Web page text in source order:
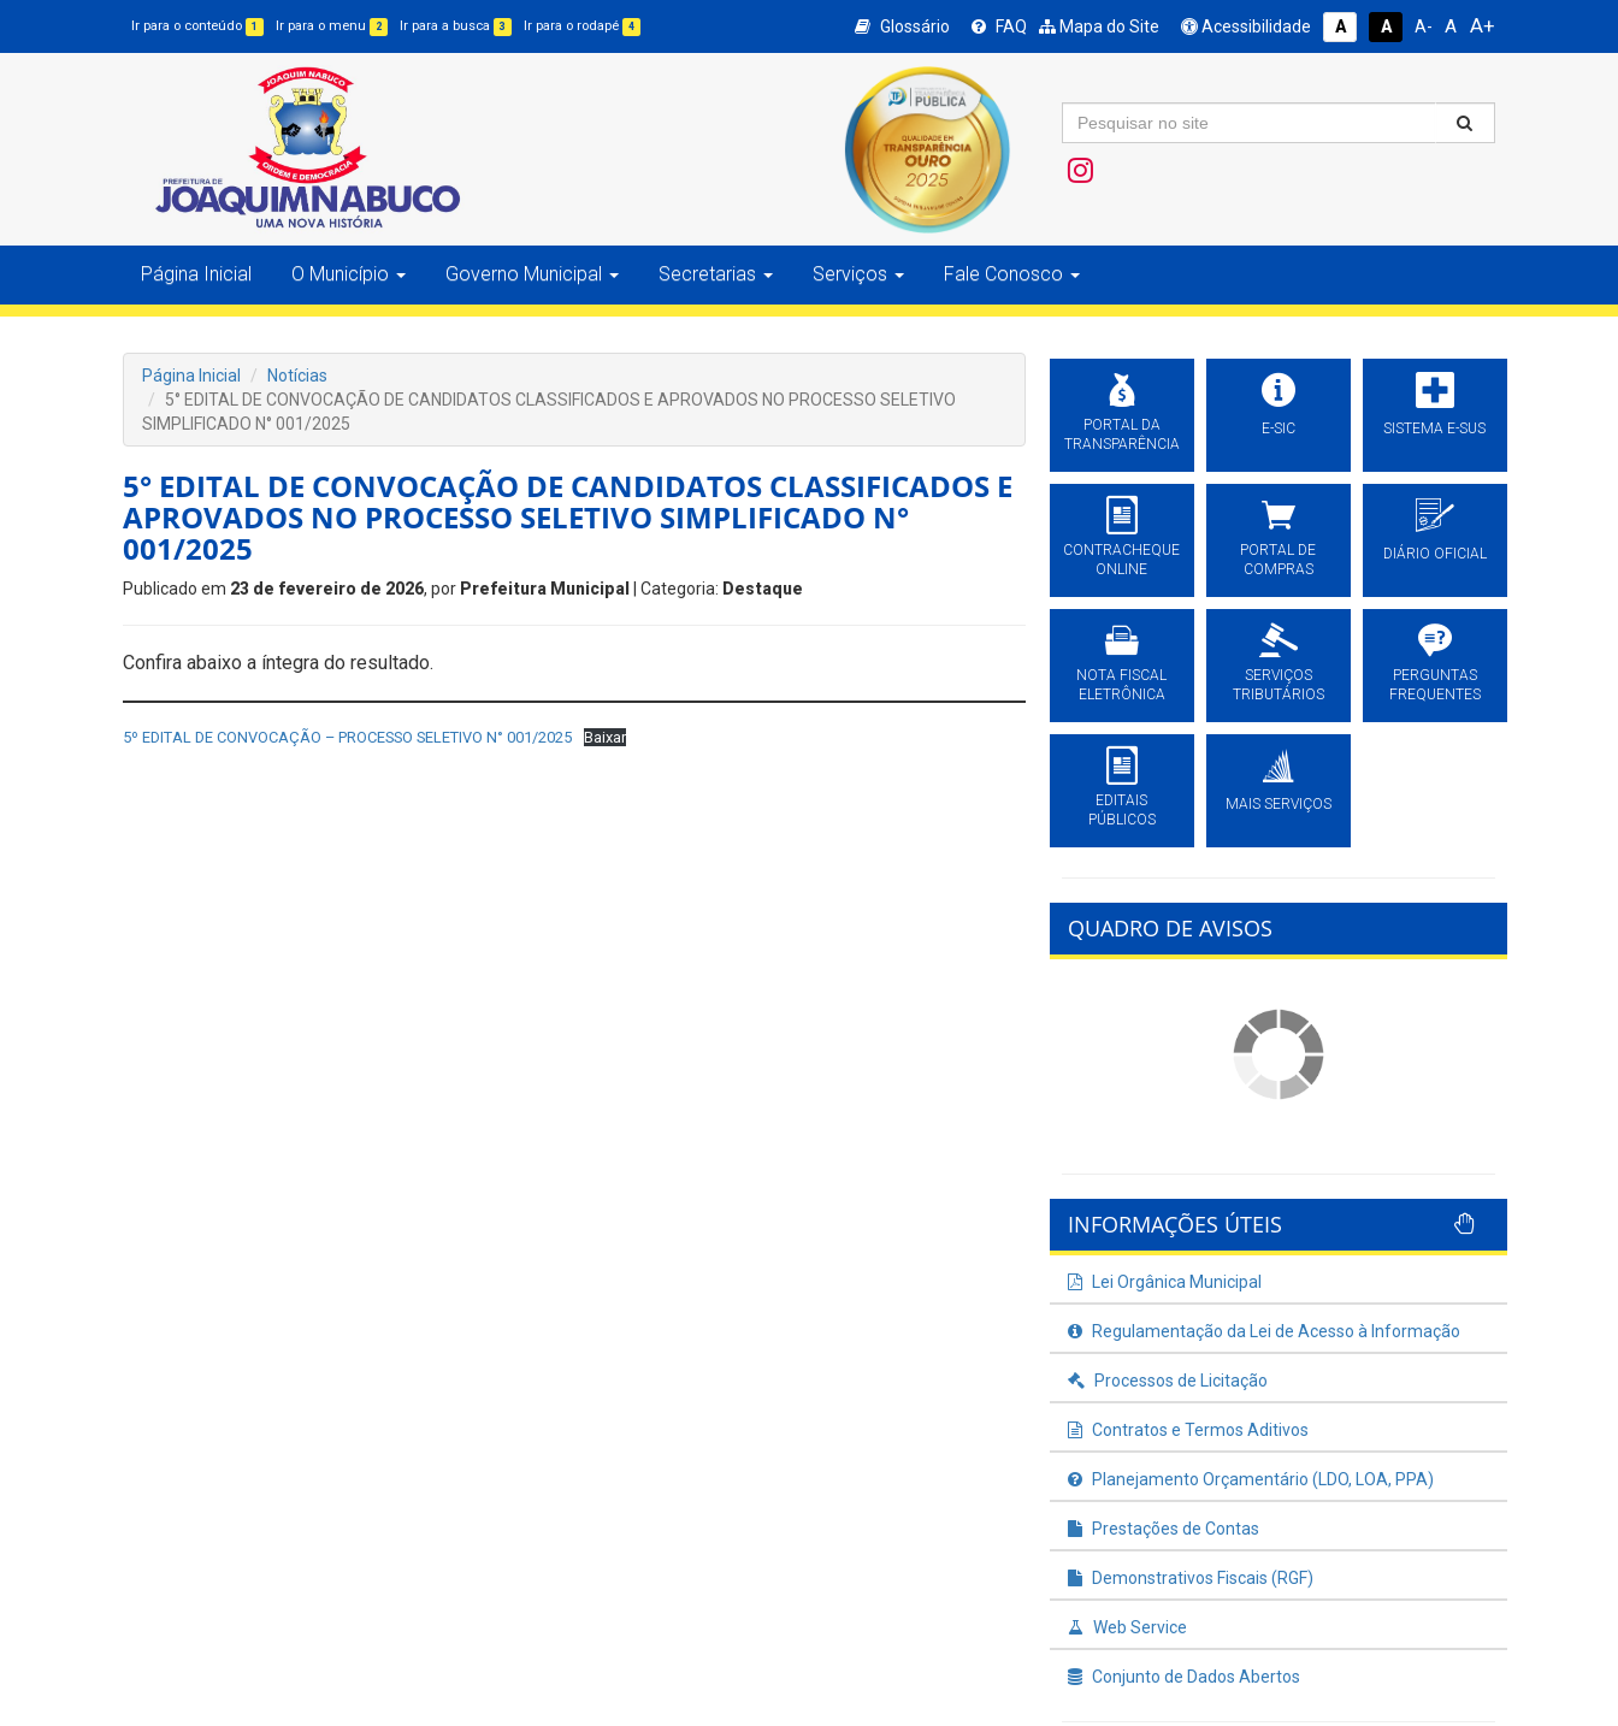
Ir para o conteúdo 1 Ir para o menu 2 Ir para a busca 3 Ir para o rodapé 4 Glossário FAQ Mapa do Site Acessibilidade A A A- A A+
Página Inicial O Município Governo Municipal Secretarias Serviços Fale Conosco
Página Inicial
Notícias
5° EDITAL DE CONVOCAÇÃO DE CANDIDATOS CLASSIFICADOS E APROVADOS NO PROCESSO SELETIVO
SIMPLIFICADO N° 001/2025
5° EDITAL DE CONVOCAÇÃO DE CANDIDATOS CLASSIFICADOS E
APROVADOS NO PROCESSO SELETIVO SIMPLIFICADO N°
001/2025
Publicado em 23 de fevereiro de 2026, por Prefeitura Municipal | Categoria: Destaque
Confira abaixo a íntegra do resultado.
5º EDITAL DE CONVOCAÇÃO – PROCESSO SELETIVO N° 001/2025 Baixar
PORTAL DA
TRANSPARÊNCIA
E-SIC SISTEMA E-SUS
CONTRACHEQUE
ONLINE
PORTAL DE
COMPRAS
DIÁRIO OFICIAL
NOTA FISCAL
ELETRÔNICA
SERVIÇOS
TRIBUTÁRIOS
PERGUNTAS
FREQUENTES
EDITAIS
PÚBLICOS
MAIS SERVIÇOS
QUADRO DE AVISOS
INFORMAÇÕES ÚTEIS
Lei Orgânica Municipal
Regulamentação da Lei de Acesso à Informação
Processos de Licitação
Contratos e Termos Aditivos
Planejamento Orçamentário (LDO, LOA, PPA)
Prestações de Contas
Demonstrativos Fiscais (RGF)
Web Service
Conjunto de Dados Abertos